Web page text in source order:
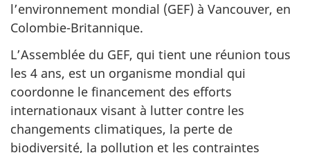
l’environnement mondial (GEF) à Vancouver, en
Colombie-Britannique.
L’Assemblée du GEF, qui tient une réunion tous
les 4 ans, est un organisme mondial qui
coordonne le financement des efforts
internationaux visant à lutter contre les
changements climatiques, la perte de
biodiversité, la pollution et les contraintes